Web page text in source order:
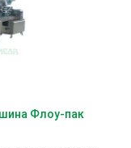
Флоу-пак